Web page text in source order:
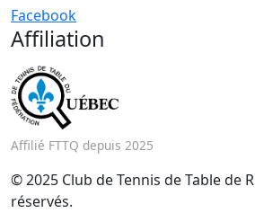
Facebook
Affiliation
Affilié FTTQ depuis 2025
© 2025 Club de Tennis de Table de
réservés.